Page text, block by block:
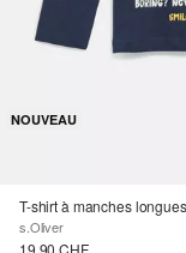
NOUVEAU
s.Oliver
19.90 CHF